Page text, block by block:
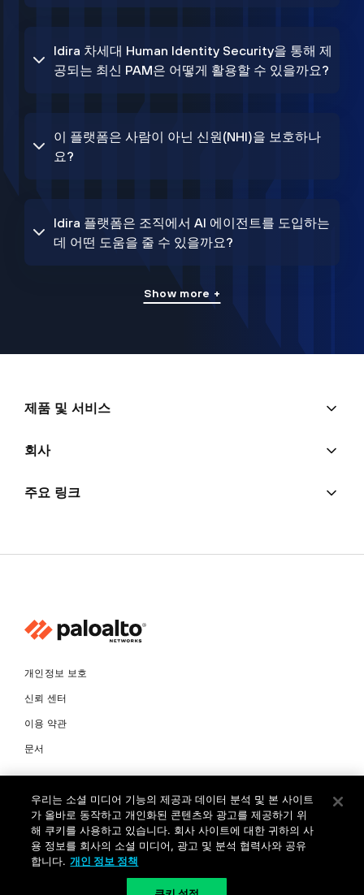
Idira 차세대 Human Identity Security을 통해 제
공되는 최신 PAM은 어떻게 활용할 수 있을까요?
이 플랫폼은 사람이 아닌 신원(NHI)을 보호하나
요?
Idira 플랫폼은 조직에서 AI 에이전트를 도입하는
데 어떤 도움을 줄 수 있을까요?
Show more +
제품 및 서비스
회사
주요 링크
개인정보 보호
신뢰 센터
이용 약관
문서
Networks Korea, Ltd. All rights reserved. 여러 가지 상표에 대한
소유권은 각 소유자에게 있습니다. 사업자 등록번호: 120-87-72963.
대표자 : 제프리찰스트루 서울특별시 서초구 서초대로74길 4, 1층 (삼성
생명 서초타워) TEL: +82-2-568-4353
우리는 소셜 미디어 기능의 제공과 데이터 분석 및 본 사이트
가 올바로 동작하고 개인화된 콘텐츠와 광고를 제공하기 위
해 쿠키를 사용하고 있습니다. 회사 사이트에 대한 귀하의 사
용 정보를 회사의 소셜 미디어, 광고 및 분석 협력사와 공유
합니다. 개인 정보 정책